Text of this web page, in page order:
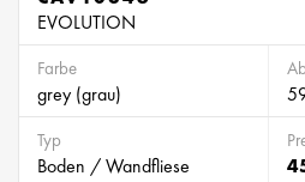
EVOLUTION
Farbe
grey (grau)
Typ
Boden / Wandfliese